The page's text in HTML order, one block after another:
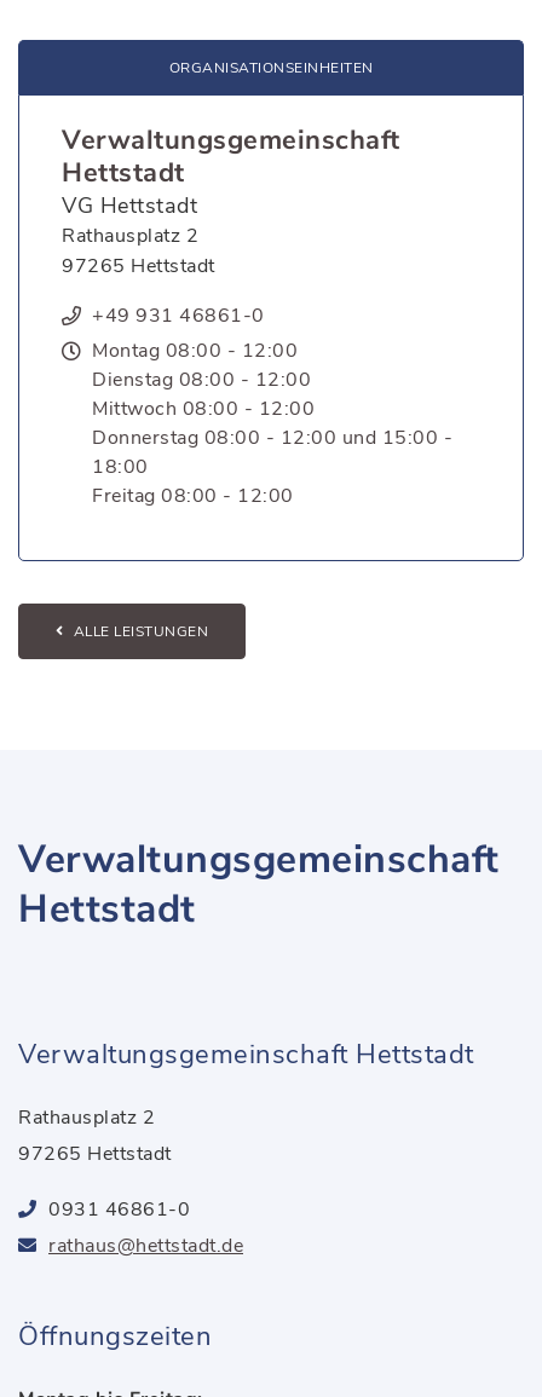
ORGANISATIONS­EINHEITEN
Verwaltungsgemeinschaft
Hettstadt
VG Hettstadt
Rathausplatz 2
97265 Hettstadt
+49 931 46861-0
Montag 08:00 - 12:00
Dienstag 08:00 - 12:00
Mittwoch 08:00 - 12:00
Donnerstag 08:00 - 12:00 und 15:00 -
18:00
Freitag 08:00 - 12:00
ALLE LEISTUNGEN
Verwaltungsgemeinschaft
Hettstadt
Verwaltungsgemeinschaft Hettstadt
Rathausplatz 2
97265 Hettstadt
0931 46861-0
rathaus@hettstadt.de
Öffnungszeiten